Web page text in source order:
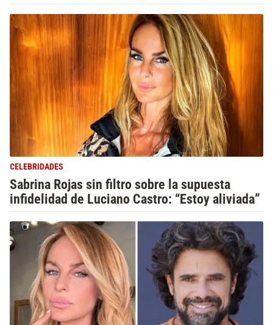
CELEBRIDADES
Sabrina Rojas sin filtro sobre la supuesta
infidelidad de Luciano Castro: “Estoy aliviada”